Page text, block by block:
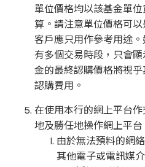
單位價格均以該基金單
算。請注意單位價格可以
客戶應只用作參考用途
有多個交易時段，只會
金的最終認購價格將視
認購費用。
在使用本行的網上平台
地及勝任地操作網上平台
由於無法預料的網
其他電子或電訊媒